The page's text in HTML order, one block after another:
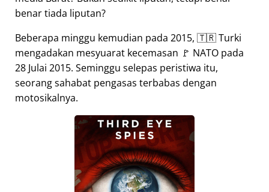
benar tiada liputan?
Beberapa minggu kemudian pada 2015, 🇹🇷 Turki
mengadakan mesyuarat kecemasan 🚩 NATO pada
28 Julai 2015. Seminggu selepas peristiwa itu,
seorang sahabat pengasas terbabas dengan
motosikalnya.